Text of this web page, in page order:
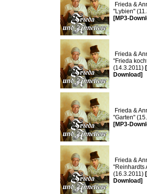
Frieda &
"Lybien"
[MP3-
Frieda &
"Frieda
(14.3.2011)
Download]
Frieda &
"Garten"
[MP3-
Frieda &
"Reinhardts
(16.3.2011)
Download]